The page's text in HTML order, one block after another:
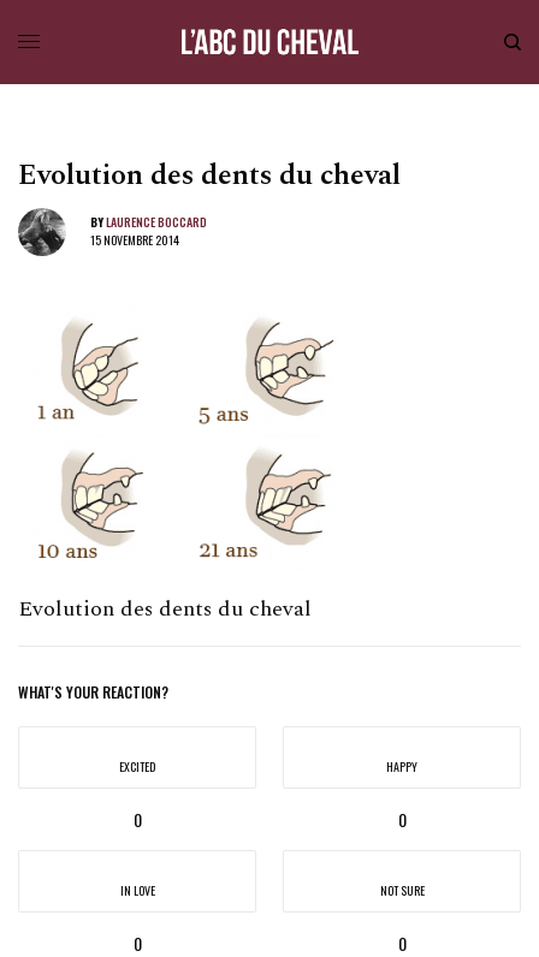
Evolution des dents du cheval
BYLAURENCE BOCCARD
15 NOVEMBRE 2014
Evolution des dents du cheval
WHAT'S YOUR REACTION?
EXCITED
0
HAPPY
0
IN LOVE
0
NOT SURE
0